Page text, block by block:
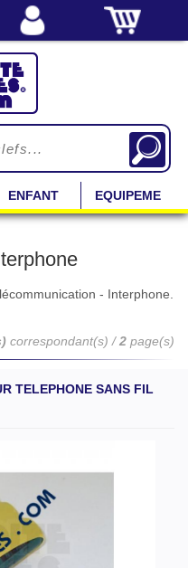
ENFANT EQUIPEMENT
- Interphone.
correspondant(s) /2 page(s)
TELEPHONE SANS FIL